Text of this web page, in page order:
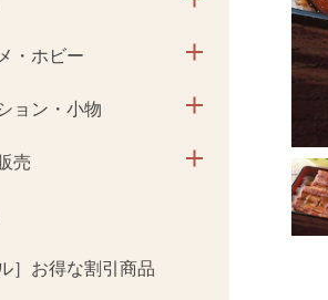
・ホビー
ョン・小物
売
］お得な割引商品